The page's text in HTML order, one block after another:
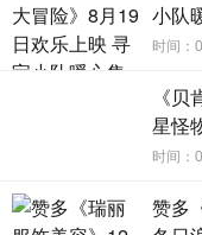
小队
时间：
《
星怪
时间：
赞多